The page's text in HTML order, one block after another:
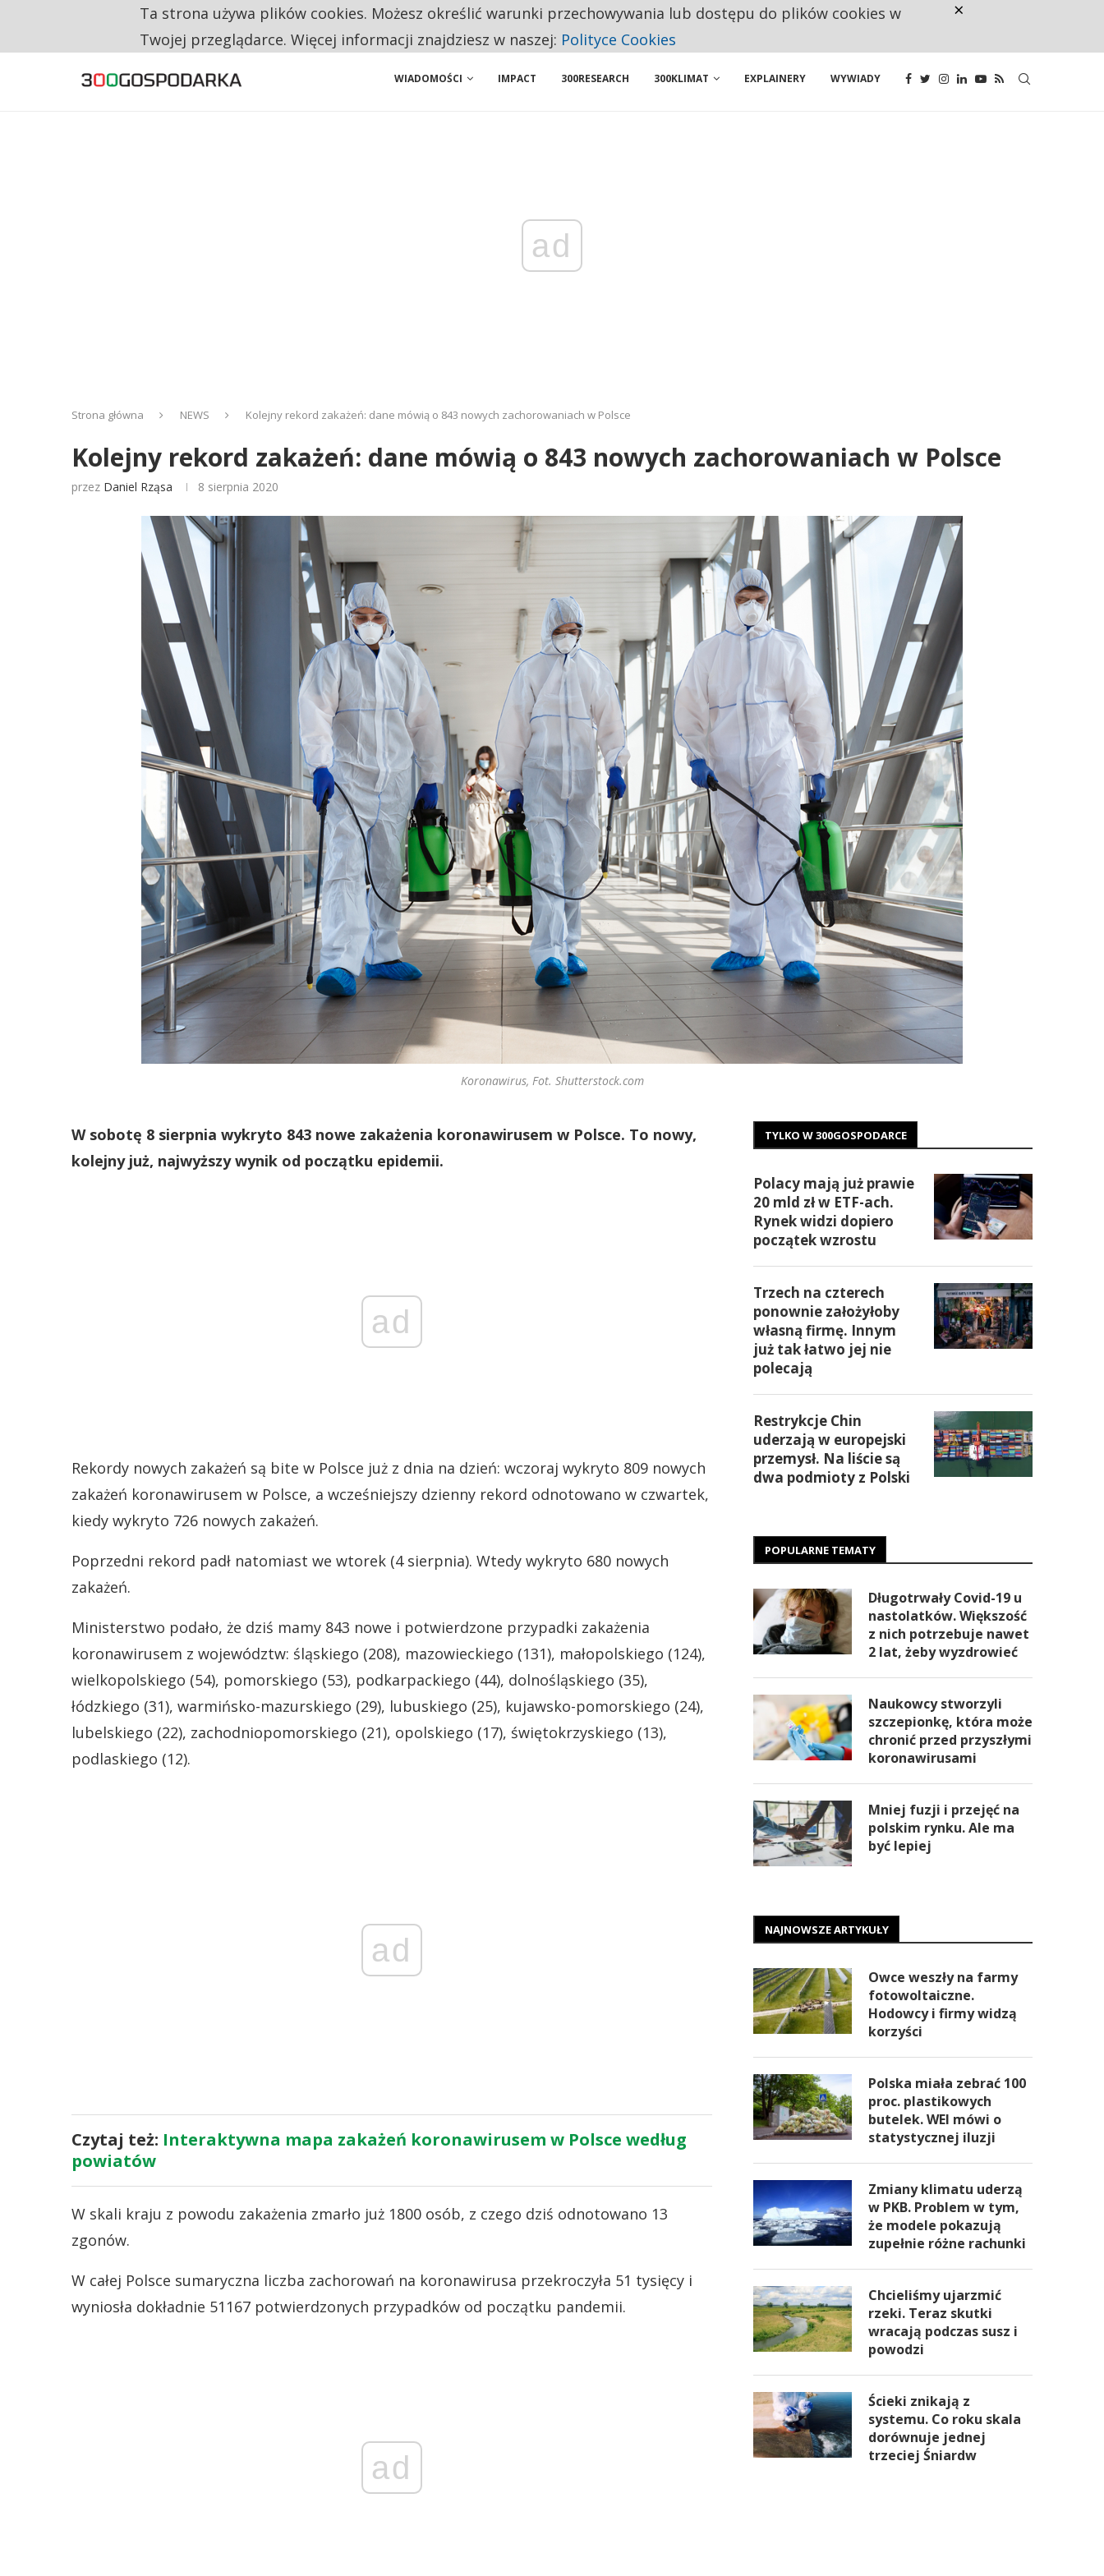
RESTRYKCJE CHIN UDERZAJĄ W EUROPEJSKI PRZEMYSŁ. NA LIŚCIE SĄ DWA PODMIOTY Z POLSKI
WIADOMOŚCI IMPACT 300RESEARCH 300KLIMAT EXPLAINERY WYWIADY
ad
Strona główna NEWS Kolejny rekord zakażeń: dane mówią o 843 nowych zachorowaniach w Polsce
Kolejny rekord zakażeń: dane mówią o 843 nowych zachorowaniach w Polsce
przez Daniel Rząsa 8 sierpnia 2020
Koronawirus, Fot. Shutterstock.com
W sobotę 8 sierpnia wykryto 843 nowe zakażenia koronawirusem w Polsce. To nowy,
kolejny już, najwyższy wynik od początku epidemii.
ad
Rekordy nowych zakażeń są bite w Polsce już z dnia na dzień: wczoraj wykryto 809 nowych
zakażeń koronawirusem w Polsce, a wcześniejszy dzienny rekord odnotowano w czwartek,
kiedy wykryto 726 nowych zakażeń.
Poprzedni rekord padł natomiast we wtorek (4 sierpnia). Wtedy wykryto 680 nowych
zakażeń.
Ministerstwo podało, że dziś mamy 843 nowe i potwierdzone przypadki zakażenia
koronawirusem z województw: śląskiego (208), mazowieckiego (131), małopolskiego (124),
wielkopolskiego (54), pomorskiego (53), podkarpackiego (44), dolnośląskiego (35),
łódzkiego (31), warmińsko-mazurskiego (29), lubuskiego (25), kujawsko-pomorskiego (24),
lubelskiego (22), zachodniopomorskiego (21), opolskiego (17), świętokrzyskiego (13),
podlaskiego (12).
ad
Czytaj też: Interaktywna mapa zakażeń koronawirusem w Polsce według
powiatów
W skali kraju z powodu zakażenia zmarło już 1800 osób, z czego dziś odnotowano 13
zgonów.
W całej Polsce sumaryczna liczba zachorowań na koronawirusa przekroczyła 51 tysięcy i
wyniosła dokładnie 51167 potwierdzonych przypadków od początku pandemii.
ad
TYLKO W 300GOSPODARCE
Polacy mają już prawie
20 mld zł w ETF-ach.
Rynek widzi dopiero
początek wzrostu
Trzech na czterech
ponownie założyłoby
własną firmę. Innym
już tak łatwo jej nie
polecają
Restrykcje Chin
uderzają w europejski
przemysł. Na liście są
dwa podmioty z Polski
POPULARNE TEMATY
Długotrwały Covid-19 u
nastolatków. Większość
z nich potrzebuje nawet
2 lat, żeby wyzdrowieć
Naukowcy stworzyli
szczepionkę, która może
chronić przed przyszłymi
koronawirusami
Mniej fuzji i przejęć na
polskim rynku. Ale ma
być lepiej
NAJNOWSZE ARTYKUŁY
Owce weszły na farmy
fotowoltaiczne.
Hodowcy i firmy widzą
korzyści
Polska miała zebrać 100
proc. plastikowych
butelek. WEI mówi o
statystycznej iluzji
Zmiany klimatu uderzą
w PKB. Problem w tym,
że modele pokazują
zupełnie różne rachunki
Chcieliśmy ujarzmić
rzeki. Teraz skutki
wracają podczas susz i
powodzi
Ścieki znikają z
systemu. Co roku skala
dorównuje jednej
trzeciej Śniardw
Ta strona używa plików cookies. Możesz określić warunki przechowywania lub dostępu do plików cookies w
Twojej przeglądarce. Więcej informacji znajdziesz w naszej: Polityce Cookies
×